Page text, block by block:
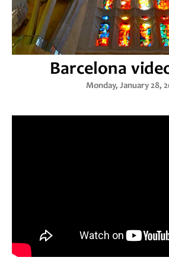
Barcelona
Monday, January 28,